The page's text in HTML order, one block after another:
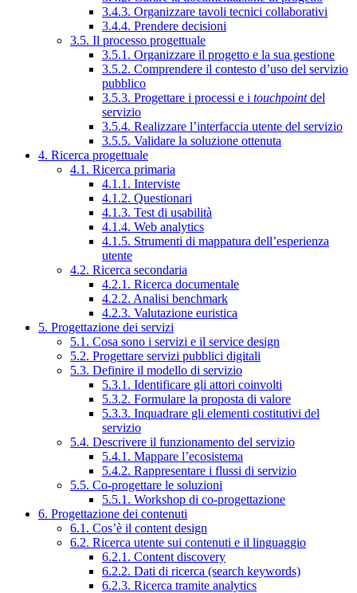
3.4.3. Organizzare tavoli tecnici collaborativi
3.4.4. Prendere decisioni
3.5. Il processo progettuale
3.5.1. Organizzare il progetto e la sua gestione
3.5.2. Comprendere il contesto d’uso del servizio
pubblico
3.5.3. Progettare i processi e i touchpointdel
servizio
3.5.4. Realizzare l’interfaccia utente del servizio
3.5.5. Validare la soluzione ottenuta
4. Ricerca progettuale
4.1. Ricerca primaria
4.1.1. Interviste
4.1.2. Questionari
4.1.3. Test di usabilità
4.1.4. Web analytics
4.1.5. Strumenti di mappatura dell’esperienza
utente
4.2. Ricerca secondaria
4.2.1. Ricerca documentale
4.2.2. Analisi benchmark
4.2.3. Valutazione euristica
5. Progettazione dei servizi
5.1. Cosa sono i servizi e il service design
5.2. Progettare servizi pubblici digitali
5.3. Definire il modello di servizio
5.3.1. Identificare gli attori coinvolti
5.3.2. Formulare la proposta di valore
5.3.3. Inquadrare gli elementi costitutivi del
servizio
5.4. Descrivere il funzionamento del servizio
5.4.1. Mappare l’ecosistema
5.4.2. Rappresentare i flussi di servizio
5.5. Co-progettare le soluzioni
5.5.1. Workshop di co-progettazione
6. Progettazione dei contenuti
6.1. Cos’è il content design
6.2. Ricerca utente sui contenuti e il linguaggio
6.2.1. Content discovery
6.2.2. Dati di ricerca (search keywords)
6.2.3. Ricerca tramite analytics